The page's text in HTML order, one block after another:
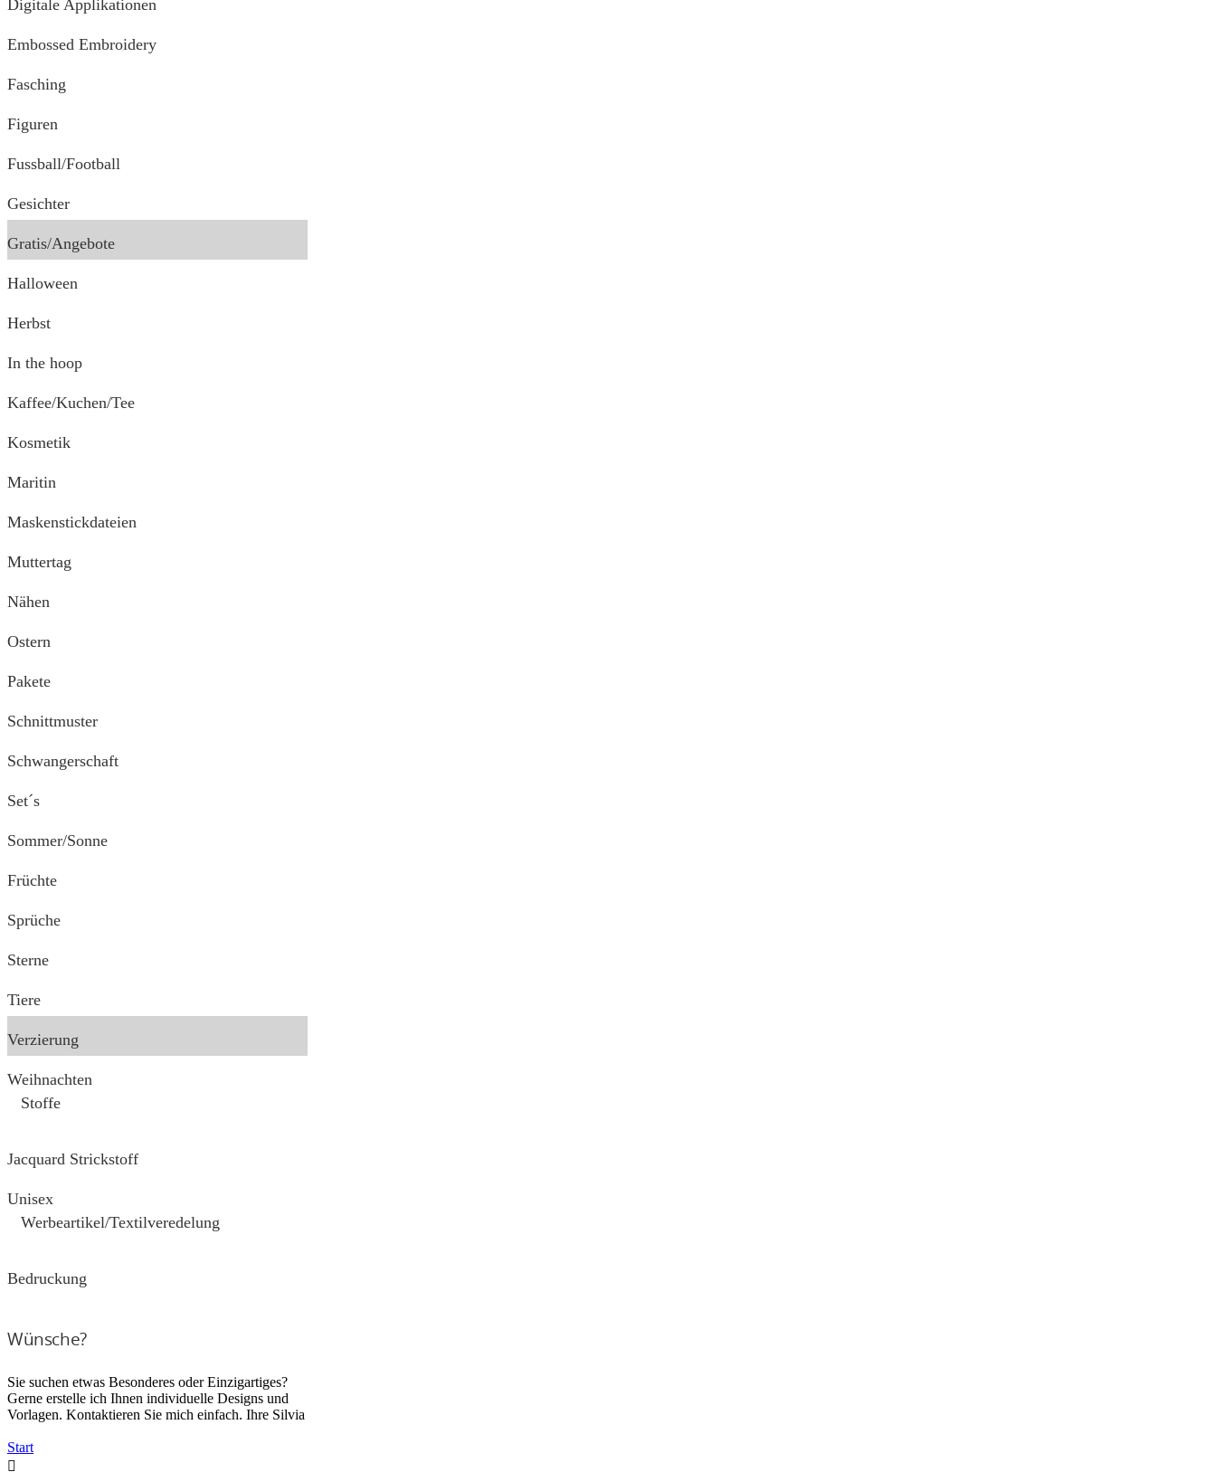
Digitale Applikationen
Embossed Embroidery
Fasching
Figuren
Fussball/Football
Gesichter
Gratis/Angebote
Halloween
Herbst
In the hoop
Kaffee/Kuchen/Tee
Kosmetik
Maritin
Maskenstickdateien
Muttertag
Nähen
Ostern
Pakete
Schnittmuster
Schwangerschaft
Set´s
Sommer/Sonne
Früchte
Sprüche
Sterne
Tiere
Verzierung
Weihnachten
Stoffe
Jacquard Strickstoff
Unisex
Werbeartikel/Textilveredelung
Bedruckung
Wünsche?
Sie suchen etwas Besonderes oder Einzigartiges?
Gerne erstelle ich Ihnen individuelle Designs und
Vorlagen. Kontaktieren Sie mich einfach. Ihre Silvia
Start